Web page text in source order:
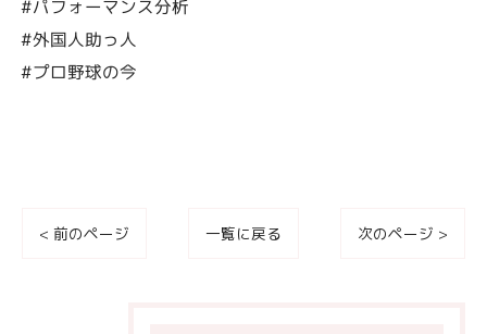
#パフォーマンス分析
#外国人助っ人
#プロ野球の今
< 前のページ 一覧に戻る 次のページ >